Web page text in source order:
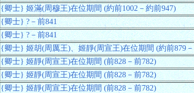
{卿士} 姬滿(周穆王)在位期間 (約前1002－約前947)
{卿士} ?－前841
{卿士} ?－前841
{卿士} 姬胡(周厲王)、姬靜(周宣王)在位期間 (約前879
{卿士} 姬靜(周宣王)在位期間 (前828－前782)
{卿士} 姬靜(周宣王)在位期間 (前828－前782)
{卿士} 姬靜(周宣王)在位期間 (前828－前782)